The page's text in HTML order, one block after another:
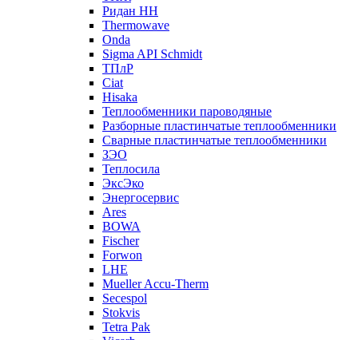
Ридан НН
Thermowave
Onda
Sigma API Schmidt
ТПлР
Ciat
Hisaka
Теплообменники пароводяные
Разборные пластинчатые теплообменники
Сварные пластинчатые теплообменники
ЗЭО
Теплосила
ЭксЭко
Энергосервис
Ares
BOWA
Fischer
Forwon
LHE
Mueller Accu-Therm
Secespol
Stokvis
Tetra Pak